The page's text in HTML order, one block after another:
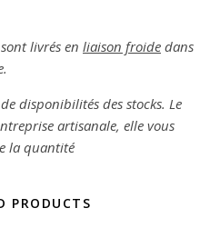
livrés en liaison froide dans
disponibilités des stocks. Le
artisanale, elle vous
la quantité
PRODUCTS